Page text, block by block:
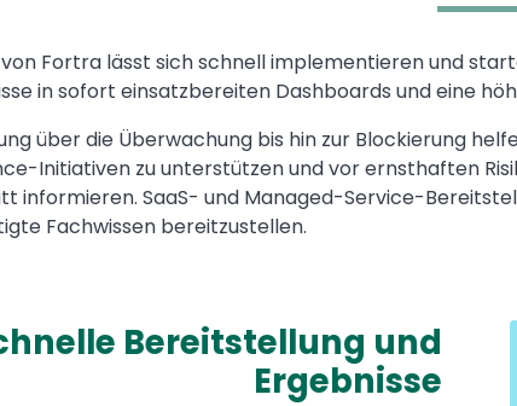
von Fortra lässt sich schnell implementieren und
in sofort einsatzbereiten Dashboards und eine
über die Überwachung bis hin zur Blockierung
Initiativen zu unterstützen und vor ernsthaften
informieren. SaaS- und Managed-Service-
Fachwissen bereitzustellen.
Bereitstellung und
Ergebnisse